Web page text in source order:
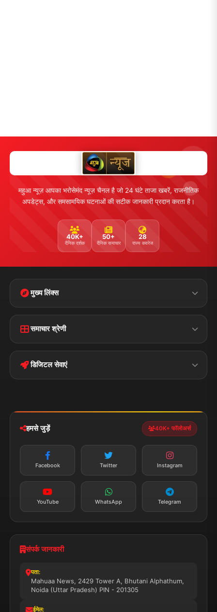
महुआ न्यूज़ आपका भरोसेमंद न्यूज़ चैनल है जो 24 घंटे ताजा खबरें, राजनीतिक
अपडेट्स, और समसामयिक घटनाओं की सटीक जानकारी प्रदान करता है।
40K+
दैनिक दर्शक
50+
दैनिक समाचार
28
राज्य कवरेज
मुख्य लिंक्स
Disclaimer
Terms &
Privacy Policy
समाचार श्रेणी
पॉलिटिकल झारखण्ड
डिजिटल सेवाएं
न्यूज़ अलर्ट
तत्काल अपडेट
सब्सक्राइब करें
हमसे जुड़ें 40K+ फॉलोअर्स
Facebook Twitter Instagram
YouTube WhatsApp Telegram
संपर्क जानकारी
पता:
Mahuaa News, 2429 Tower A, Bhutani Alphathum,
Noida (Uttar Pradesh) PIN - 201305
ईमेल: